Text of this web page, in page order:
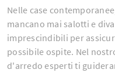
Nelle case
mancano mai salotti e
imprescindibili per
possibile ospite. Nel
d'arredo esperti ti